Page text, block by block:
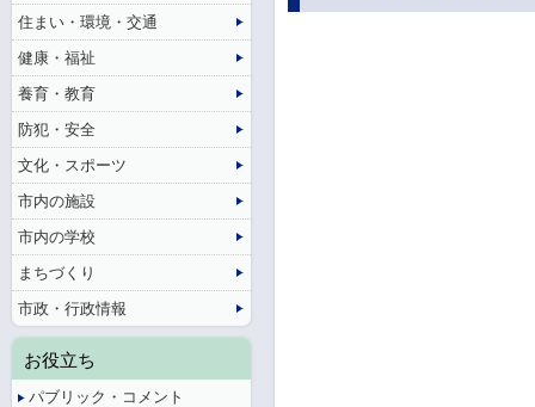
住まい・環境・交通
健康・福祉
養育・教育
防犯・安全
文化・スポーツ
市内の施設
市内の学校
まちづくり
市政・行政情報
お役立ち
パブリック・コメント